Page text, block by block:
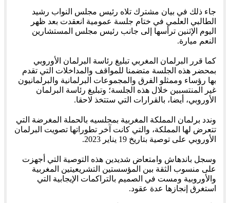
جاء ذلك في بيان مشترك تلاه رئيس مجلس النواب رشيد
الطالبي العلمي في ختام جلسة عمومية انعقدت بعد ظهر
اليوم الإثنين ترأسها إلى جانب رئيس مجلس المستشارين
النعم ميارة.
كما قرر البرلمان المغربي تبليغ رئاسة البرلمان الأوروبي
بمحضر هذه الجلسة متضمنا للمواقف والمداخلات التي تقدم
بها رؤساء وممثلو الفرق والمجموعات البرلمانية والبرلمانيون
غير المنتسبين خلال هذه الجلسة؛ وتبليغ رئاسة البرلمان
الأوروبي، أيضا، بالقرارات التي ستتخذ لاحقا.
وندد برلمان المملكة المغربية بمجلسيه بالحملة المغرضة التي
تتعرض لها المملكة، والتي كانت آخر تطوراتها تصويت البرلمان
الأوروبي على توصية بتاريخ 19 يناير 2023.
وسجل باندهاش وامتعاض شديدين هذه التوصية التي أجهزت
على منسوب الثقة بين المؤسستين التشريعيتين المغربية
والأوروبية ومست في الصميم بالتراكمات الإيجابية التي
استغرق إنجازها عدة عقود.